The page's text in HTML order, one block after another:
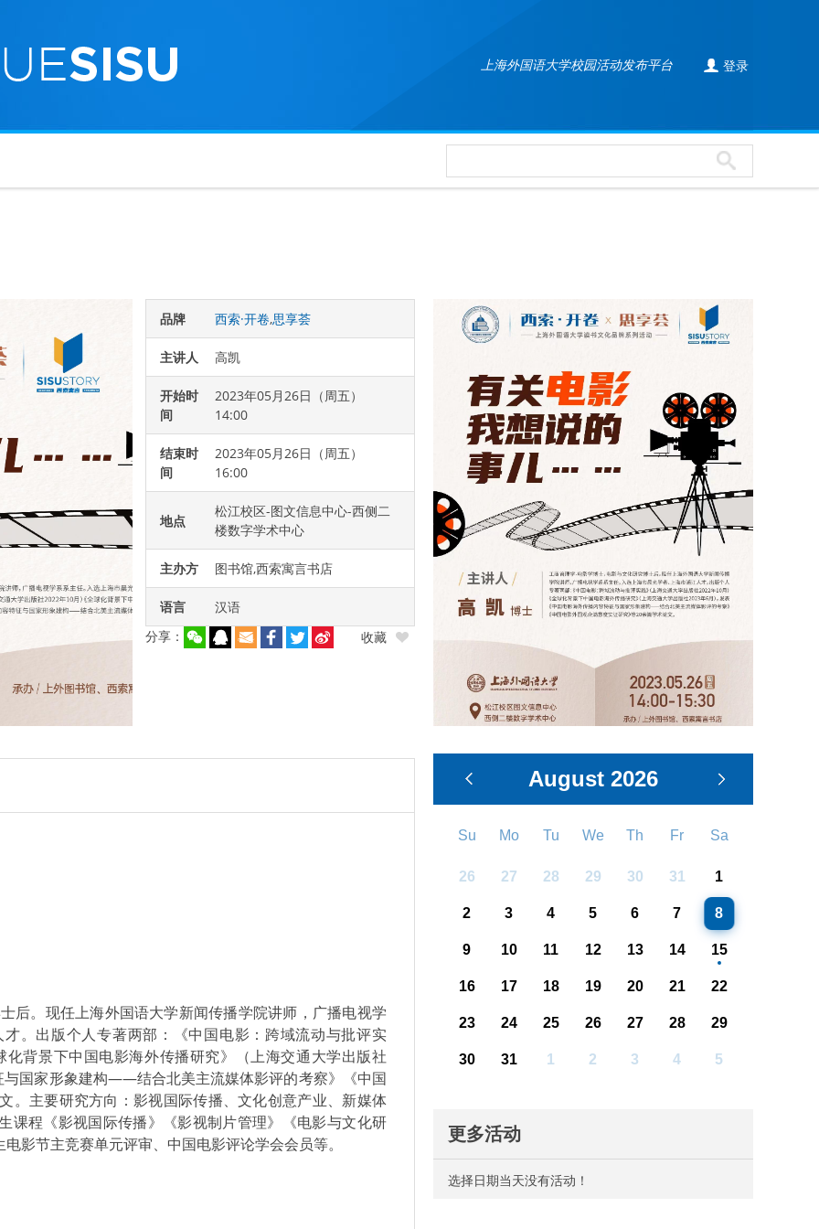
上海外国语大学校园活动发布平台  登录
品牌 西索·开卷,思享荟
主讲人 高凯
开始时
间
2023年05月26日（周五）
14:00
结束时
间
2023年05月26日（周五）
16:00
地点
松江校区-图文信息中心-西侧二
楼数字学术中心
主办方 图书馆,西索寓言书店
语言
汉语
分享：
收藏
后。现任上海外国语大学新闻传播学院讲师，广播电视学
。出版个人专著两部：《中国电影：跨域流动与批评实
背景下中国电影海外传播研究》（上海交通大学出版社
国家形象建构——结合北美主流媒体影评的考察》《中国
。主要研究方向：影视国际传播、文化创意产业、新媒体
课程《影视国际传播》《影视制片管理》《电影与文化研
影节主竞赛单元评审、中国电影评论学会会员等。
August 2026
Su Mo Tu We Th Fr Sa
26 27 28 29 30 31 1
2 3 4 5 6 7 8
9 10 11 12 13 14 15
16 17 18 19 20 21 22
23 24 25 26 27 28 29
30 31 1 2 3 4 5
更多活动
选择日期当天没有活动！